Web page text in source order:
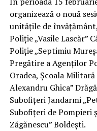
organizează o nouă
unitățile de
Poliție „Vasile Lascăr”
Poliție „Septimiu
Pregătire a Agenților
Oradea, Școala
Alexandru Ghica”
Subofițeri Jandarmi
Subofițeri de Pompieri
Zăgănescu” Boldești.